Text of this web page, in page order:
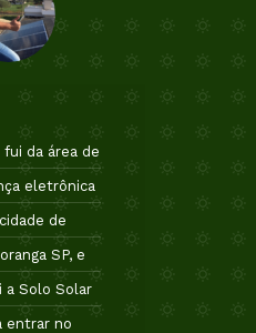
da área de
eletrônica
de
SP, e
a Solo Solar
entrar no